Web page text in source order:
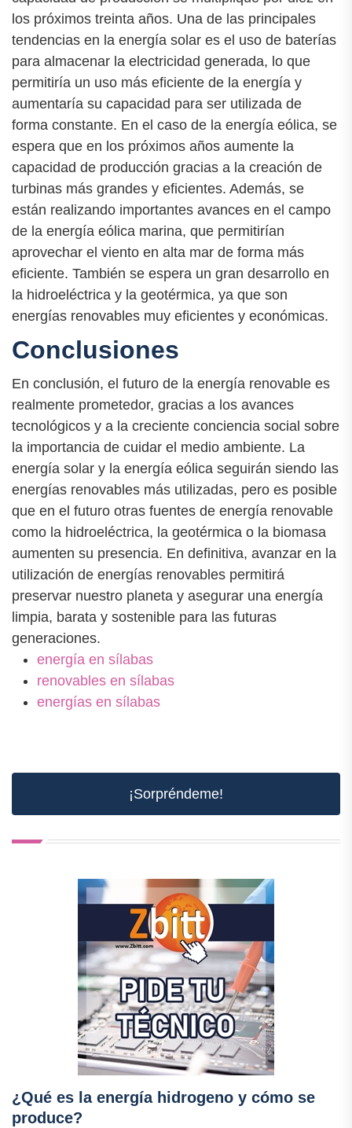
los próximos treinta años. Una de las principales
tendencias en la energía solar es el uso de baterías
para almacenar la electricidad generada, lo que
permitiría un uso más eficiente de la energía y
aumentaría su capacidad para ser utilizada de
forma constante. En el caso de la energía eólica, se
espera que en los próximos años aumente la
capacidad de producción gracias a la creación de
turbinas más grandes y eficientes. Además, se
están realizando importantes avances en el campo
de la energía eólica marina, que permitirían
aprovechar el viento en alta mar de forma más
eficiente. También se espera un gran desarrollo en
la hidroeléctrica y la geotérmica, ya que son
energías renovables muy eficientes y económicas.
Conclusiones
En conclusión, el futuro de la energía renovable es
realmente prometedor, gracias a los avances
tecnológicos y a la creciente conciencia social sobre
la importancia de cuidar el medio ambiente. La
energía solar y la energía eólica seguirán siendo las
energías renovables más utilizadas, pero es posible
que en el futuro otras fuentes de energía renovable
como la hidroeléctrica, la geotérmica o la biomasa
aumenten su presencia. En definitiva, avanzar en la
utilización de energías renovables permitirá
preservar nuestro planeta y asegurar una energía
limpia, barata y sostenible para las futuras
generaciones.
energía en sílabas
renovables en sílabas
energías en sílabas
¡Sorpréndeme!
¿Qué es la energía hidrogeno y cómo se
produce?